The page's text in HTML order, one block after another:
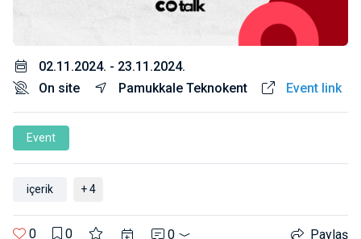
02.11.2024. - 23.11.2024.
On site
Pamukkale Teknokent Event link
Event
içerik + 4
0 0 0 Paylaş